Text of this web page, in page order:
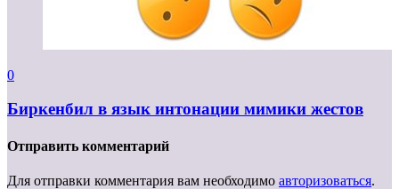
0
Биркенбил в язык интонации мимики жестов
Отправить комментарий
Для отправки комментария вам необходимо авторизоваться.